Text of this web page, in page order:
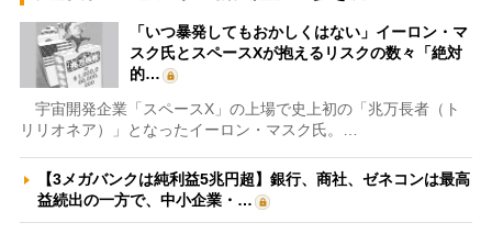
「いつ暴発してもおかしくはない」イーロン・マ
スク氏とスペースXが抱えるリスクの数々「絶対
的…
宇宙開発企業「スペースX」の上場で史上初の「兆万長者（ト
リリオネア）」となったイーロン・マスク氏。…
【3メガバンクは純利益5兆円超】銀行、商社、ゼネコンは最高
益続出の一方で、中小企業・…